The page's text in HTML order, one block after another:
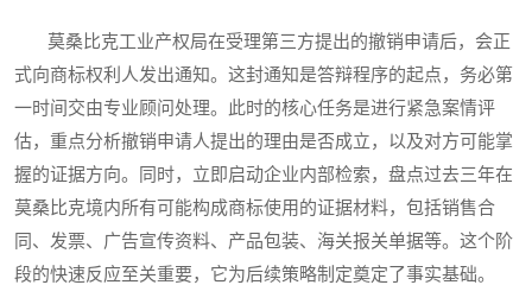
莫桑比克工业产权局在受理第三方提出的撤销申请后，会正
式向商标权利人发出通知。这封通知是答辩程序的起点，务必第
一时间交由专业顾问处理。此时的核心任务是进行紧急案情评
估，重点分析撤销申请人提出的理由是否成立，以及对方可能掌
握的证据方向。同时，立即启动企业内部检索，盘点过去三年在
莫桑比克境内所有可能构成商标使用的证据材料，包括销售合
同、发票、广告宣传资料、产品包装、海关报关单据等。这个阶
段的快速反应至关重要，它为后续策略制定奠定了事实基础。